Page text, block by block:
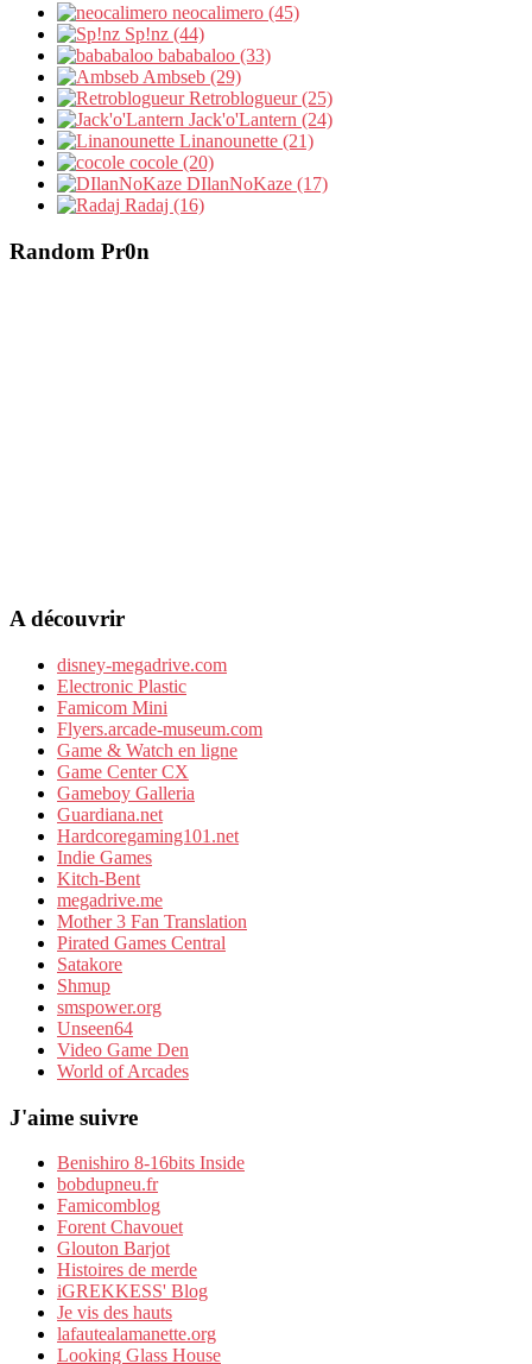
neocalimero (45)
Sp!nz (44)
bababaloo (33)
Ambseb (29)
Retroblogueur (25)
Jack'o'Lantern (24)
Linanounette (21)
cocole (20)
DIlanNoKaze (17)
Radaj (16)
Random Pr0n
A découvrir
disney-megadrive.com
Electronic Plastic
Famicom Mini
Flyers.arcade-museum.com
Game & Watch en ligne
Game Center CX
Gameboy Galleria
Guardiana.net
Hardcoregaming101.net
Indie Games
Kitch-Bent
megadrive.me
Mother 3 Fan Translation
Pirated Games Central
Satakore
Shmup
smspower.org
Unseen64
Video Game Den
World of Arcades
J'aime suivre
Benishiro 8-16bits Inside
bobdupneu.fr
Famicomblog
Forent Chavouet
Glouton Barjot
Histoires de merde
iGREKKESS' Blog
Je vis des hauts
lafautealamanette.org
Looking Glass House